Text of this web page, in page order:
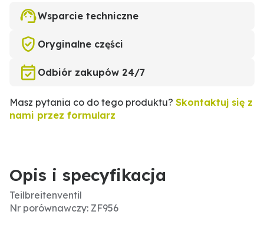
Wsparcie techniczne
Oryginalne części
Odbiór zakupów 24/7
Masz pytania co do tego produktu? Skontaktuj się z
nami przez formularz
Opis i specyfikacja
Teilbreitenventil
Nr porównawczy: ZF956